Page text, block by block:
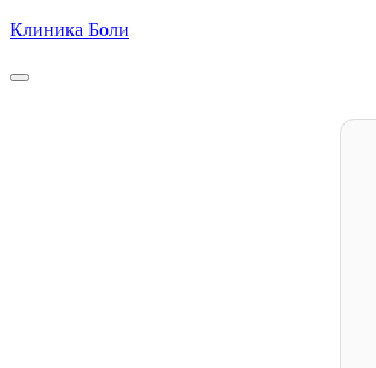
Skip
content
Клиника Боли